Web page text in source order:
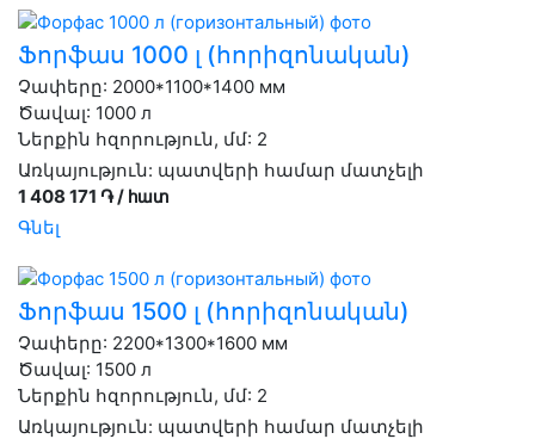
Ֆորֆաս 1000 լ (հորիզոնական)
Չափերը: 2000*1100*1400 мм
Ծավալ: 1000 л
Ներքին հզորություն, մմ: 2
Առկայություն: պատվերի համար մատչելի
1 408 171 ֏ / հատ
Գնել
Ֆորֆաս 1500 լ (հորիզոնական)
Չափերը: 2200*1300*1600 мм
Ծավալ: 1500 л
Ներքին հզորություն, մմ: 2
Առկայություն: պատվերի համար մատչելի